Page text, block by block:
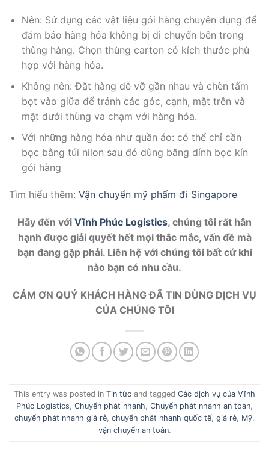
Nên: Sử dụng các vật liệu gói hàng chuyên dụng để
đảm bảo hàng hóa không bị di chuyển bên trong
thùng hàng. Chọn thùng carton có kích thước phù
hợp với hàng hóa.
Không nên: Đặt hàng dễ vỡ gần nhau và chèn tấm
bọt vào giữa để tránh các góc, cạnh, mặt trên và
mặt dưới thùng va chạm với hàng hóa.
Với những hàng hóa như quần áo: có thể chỉ cần
bọc bằng túi nilon sau đó dùng băng dính bọc kín
gói hàng
Tìm hiểu thêm: Vận chuyển mỹ phẩm đi Singapore
Hãy đến với Vĩnh Phúc Logistics, chúng tôi rất hân
hạnh được giải quyết hết mọi thắc mắc, vấn đề mà
bạn đang gặp phải. Liên hệ với chúng tôi bất cứ khi
nào bạn có nhu cầu.
CẢM ƠN QUÝ KHÁCH HÀNG ĐÃ TIN DÙNG DỊCH VỤ
CỦA CHÚNG TÔI
This entry was posted in Tin tức and tagged Các dịch vụ của Vĩnh
Phúc Logistics, Chuyển phát nhanh, Chuyển phát nhanh an toàn,
chuyển phát nhanh giá rẻ, chuyển phát nhanh quốc tế, giá rẻ, Mỹ,
vận chuyển an toàn.